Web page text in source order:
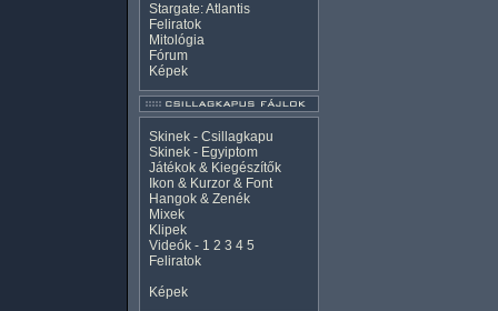
Stargate: Atlantis
Feliratok
Mitológia
Fórum
Képek
Skinek - Csillagkapu
Skinek - Egyiptom
Játékok & Kiegészítők
Ikon & Kurzor & Font
Hangok & Zenék
Mixek
Klipek
Videók- 1 2 3 4 5
Feliratok
Képek